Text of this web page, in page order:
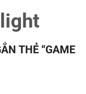
THẺ “GAME